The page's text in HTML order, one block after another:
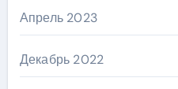
Апрель 2023
Декабрь 2022